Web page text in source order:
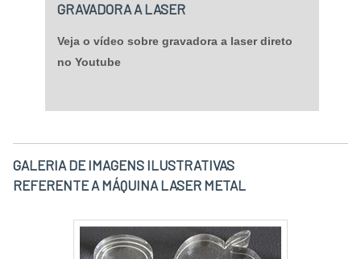
GRAVADORA A LASER
Veja o vídeo sobre gravadora a laser direto
no Youtube
GALERIA DE IMAGENS ILUSTRATIVAS
REFERENTE A MÁQUINA LASER METAL